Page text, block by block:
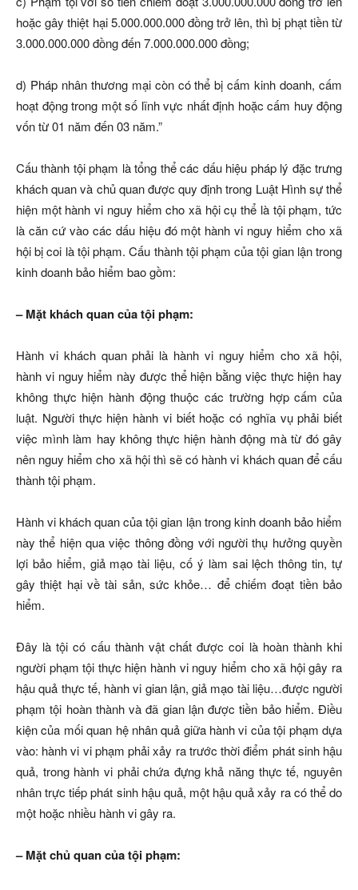
hoặc gây thiệt hại 5.000.000.000 đồng trở lên, thì bị phạt tiền từ
3.000.000.000 đồng đến 7.000.000.000 đồng;
d) Pháp nhân thương mại còn có thể bị cấm kinh doanh, cấm
hoạt động trong một số lĩnh vực nhất định hoặc cấm huy động
vốn từ 01 năm đến 03 năm.”
Cấu thành tội phạm là tổng thể các dấu hiệu pháp lý đặc trưng
khách quan và chủ quan được quy định trong Luật Hình sự thể
hiện một hành vi nguy hiểm cho xã hội cụ thể là tội phạm, tức
là căn cứ vào các dấu hiệu đó một hành vi nguy hiểm cho xã
hội bị coi là tội phạm. Cấu thành tội phạm của tội gian lận trong
kinh doanh bảo hiểm bao gồm:
– Mặt khách quan của tội phạm:
Hành vi khách quan phải là hành vi nguy hiểm cho xã hội,
hành vi nguy hiểm này được thể hiện bằng việc thực hiện hay
không thực hiện hành động thuộc các trường hợp cấm của
luật. Người thực hiện hành vi biết hoặc có nghĩa vụ phải biết
việc mình làm hay không thực hiện hành động mà từ đó gây
nên nguy hiểm cho xã hội thì sẽ có hành vi khách quan để cấu
thành tội phạm.
Hành vi khách quan của tội gian lận trong kinh doanh bảo hiểm
này thể hiện qua việc thông đồng với người thụ hưởng quyền
lợi bảo hiểm, giả mạo tài liệu, cố ý làm sai lệch thông tin, tự
gây thiệt hại về tài sản, sức khỏe… để chiếm đoạt tiền bảo
hiểm.
Đây là tội có cấu thành vật chất được coi là hoàn thành khi
người phạm tội thực hiện hành vi nguy hiểm cho xã hội gây ra
hậu quả thực tế, hành vi gian lận, giả mạo tài liệu…được người
phạm tội hoàn thành và đã gian lận được tiền bảo hiểm. Điều
kiện của mối quan hệ nhân quả giữa hành vi của tội phạm dựa
vào: hành vi vi phạm phải xảy ra trước thời điểm phát sinh hậu
quả, trong hành vi phải chứa đựng khả năng thực tế, nguyên
nhân trực tiếp phát sinh hậu quả, một hậu quả xảy ra có thể do
một hoặc nhiều hành vi gây ra.
– Mặt chủ quan của tội phạm: